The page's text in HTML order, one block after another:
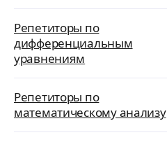
Репетиторы по
дифференциальным
уравнениям
Репетиторы по
математическому анализу